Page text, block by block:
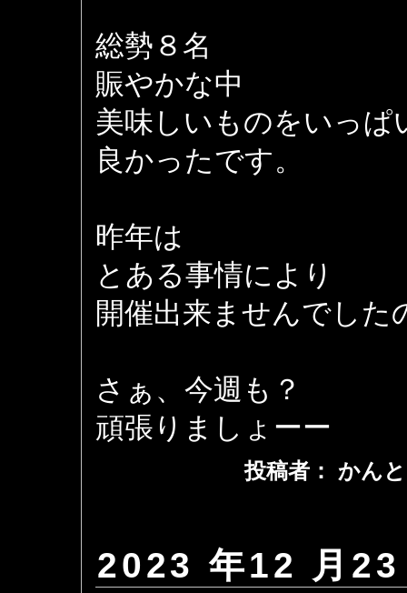
総勢８名
賑やかな中
美味しいものをいっぱ
良かったです。
昨年は
とある事情により
開催出来ませんでした
さぁ、今週も？
頑張りましょーー
投稿者： かん
2023 年12 月